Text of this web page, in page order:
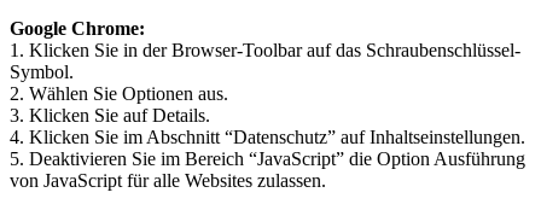
Google Chrome:
1. Klicken Sie in der Browser-Toolbar auf das Schraubenschlüssel-
Symbol.
2. Wählen Sie Optionen aus.
3. Klicken Sie auf Details.
4. Klicken Sie im Abschnitt “Datenschutz” auf Inhaltseinstellungen.
5. Deaktivieren Sie im Bereich “JavaScript” die Option Ausführung
von JavaScript für alle Websites zulassen.